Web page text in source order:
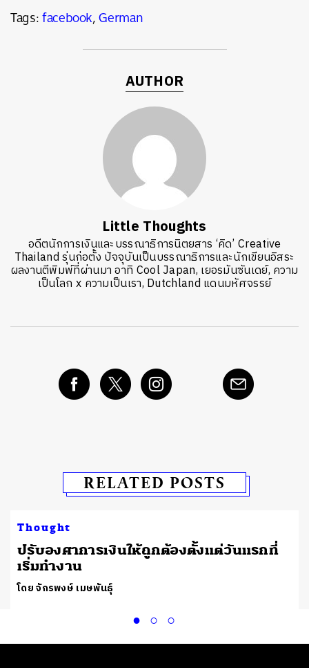
Tags:facebook,German
AUTHOR
Little Thoughts
อดีตนักการเงินและบรรณาธิการนิตยสาร ‘คิด’ Creative
Thailand รุ่นก่อตั้ง ปัจจุบันเป็นบรรณาธิการและนักเขียนอิสระ
ผลงานตีพิมพ์ที่ผ่านมา อาทิ Cool Japan, เยอรมันซันเดย์, ความ
เป็นโลก x ความเป็นเรา, Dutchland แดนมหัศจรรย์
RELATED POSTS
Thought
ปรับองศาการเงินให้ถูกต้องตั้งแต่วันแรกที่
เริ่มทำงาน
โดย จักรพงษ์ เมษพันธุ์